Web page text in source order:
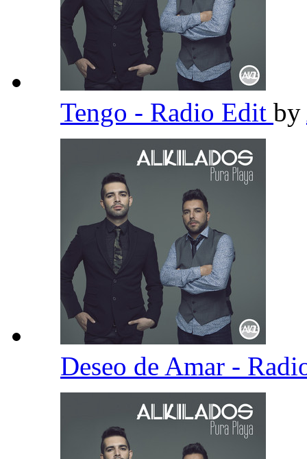
Tengo - Radio Edit by
Deseo de Amar -